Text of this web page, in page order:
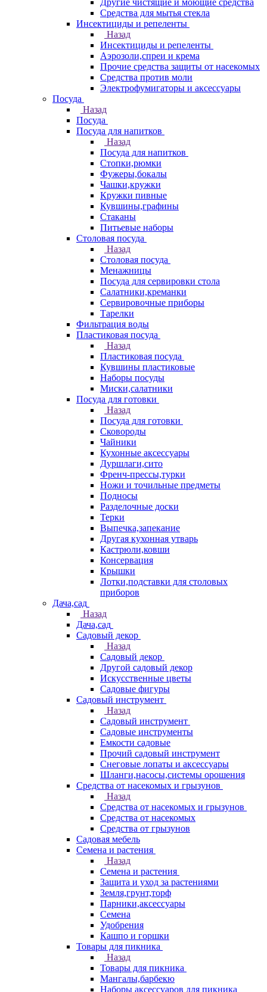
Другие чистящие и моющие средства
Средства для мытья стекла
Инсектициды и репеленты
Назад
Инсектициды и репеленты
Аэрозоли,спреи и крема
Прочие средства защиты от насекомых
Средства против моли
Электрофумигаторы и аксессуары
Посуда
Назад
Посуда
Посуда для напитков
Назад
Посуда для напитков
Стопки,рюмки
Фужеры,бокалы
Чашки,кружки
Кружки пивные
Кувшины,графины
Стаканы
Питьевые наборы
Столовая посуда
Назад
Столовая посуда
Менажницы
Посуда для сервировки стола
Салатники,креманки
Сервировочные приборы
Тарелки
Фильтрация воды
Пластиковая посуда
Назад
Пластиковая посуда
Кувшины пластиковые
Наборы посуды
Миски,салатники
Посуда для готовки
Назад
Посуда для готовки
Сковороды
Чайники
Кухонные аксессуары
Дуршлаги,сито
Френч-прессы,турки
Ножи и точильные предметы
Подносы
Разделочные доски
Терки
Выпечка,запекание
Другая кухонная утварь
Кастрюли,ковши
Консервация
Крышки
Лотки,подставки для столовых
приборов
Дача,сад
Назад
Дача,сад
Садовый декор
Назад
Садовый декор
Другой садовый декор
Искусственные цветы
Садовые фигуры
Садовый инструмент
Назад
Садовый инструмент
Садовые инструменты
Емкости садовые
Прочий садовый инструмент
Снеговые лопаты и аксессуары
Шланги,насосы,системы орошения
Средства от насекомых и грызунов
Назад
Средства от насекомых и грызунов
Средства от насекомых
Средства от грызунов
Садовая мебель
Семена и растения
Назад
Семена и растения
Защита и уход за растениями
Земля,грунт,торф
Парники,аксессуары
Семена
Удобрения
Кашпо и горшки
Товары для пикника
Назад
Товары для пикника
Мангалы,барбекю
Наборы аксессуаров для пикника